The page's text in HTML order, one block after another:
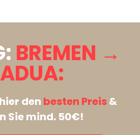
BREMEN →
den besten Preis&
Sie mind. 50€!